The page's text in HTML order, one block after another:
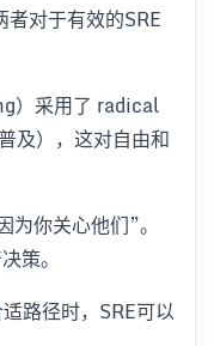
对于有效的SRE
）采用了 radical
及），这对自由和
你关心他们”。
策。
路径时，SRE可以